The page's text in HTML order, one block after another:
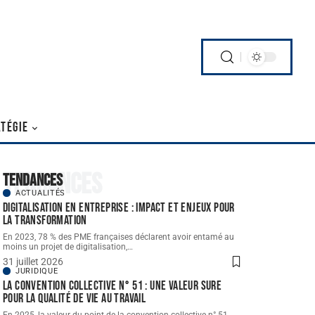
Tendances
Tendances
ACTUALITÉS
Digitalisation en entreprise : impact et enjeux pour
la transformation
En 2023, 78 % des PME françaises déclarent avoir entamé au
moins un projet de digitalisation,…
31 juillet 2026
JURIDIQUE
La convention collective n° 51 : une valeur sure
pour la qualité de vie au travail